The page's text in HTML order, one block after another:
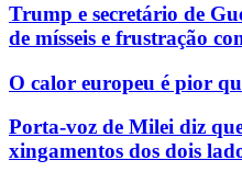
Trump e secretário de
de mísseis e frustração
O calor europeu é pior
Porta-voz de Milei diz
xingamentos dos dois